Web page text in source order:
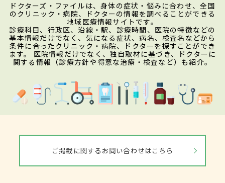
ドクターズ・ファイルは、身体の症状・悩みに合わせ、全国
のクリニック・病院、ドクターの情報を調べることができる
地域医療情報サイトです。
診療科目、行政区、沿線・駅、診療時間、医院の特徴などの
基本情報だけでなく、気になる症状、病名、検査名などから
条件に合ったクリニック・病院、ドクターを探すことができ
ます。 医院情報だけでなく、独自取材に基づき、ドクターに
関する情報（診療方針や得意な治療・検査など）も紹介。
ご掲載に関するお問い合わせはこちら